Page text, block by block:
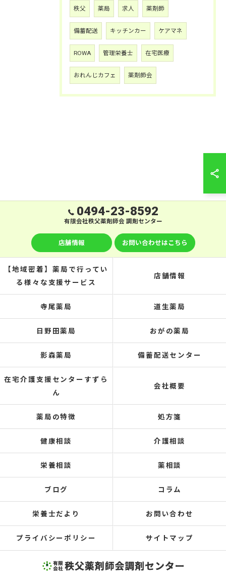
秩父 薬局 求人 薬剤師
備蓄配送 キッチンカー ケアマネ
ROWA 管理栄養士 在宅医療
おれんじカフェ 薬剤師会
0494-23-8592
有限会社秩父薬剤師会 調剤センター
店舗情報 お問い合わせはこちら
【地域密着】薬局で行ってい
る様々な支援サービス
店舗情報
寺尾薬局 道生薬局
日野田薬局 おがの薬局
影森薬局 備蓄配送センター
在宅介護支援センターすずら
ん
会社概要
薬局の特徴 処方箋
健康相談 介護相談
栄養相談 薬相談
ブログ コラム
栄養士だより お問い合わせ
プライバシーポリシー サイトマップ